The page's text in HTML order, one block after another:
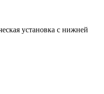
установка с нижней